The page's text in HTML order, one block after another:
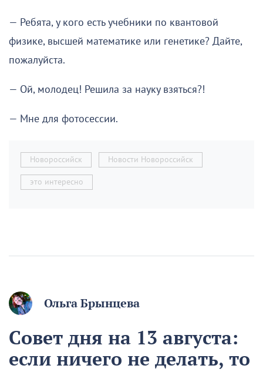
— Ребята, у кого есть учебники по квантовой
физике, высшей математике или генетике? Дайте,
пожалуйста.
— Ой, молодец! Решила за науку взяться?!
— Мне для фотосессии.
Новороссийск Новости Новороссийск
это интересно
Ольга Брынцева
Совет дня на 13 августа:
если ничего не делать, то